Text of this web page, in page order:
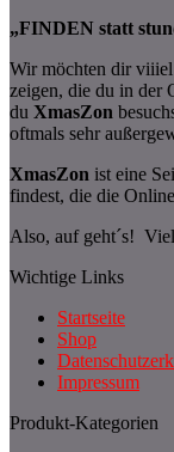
„FINDEN statt
Wir möchten dir
zeigen, die du in der
du XmasZon
oftmals sehr
XmasZon ist eine
findest, die die
Also, auf geht´s!
Wichtige Links
Startseite
Shop
Impressum
Produkt-Kategorien